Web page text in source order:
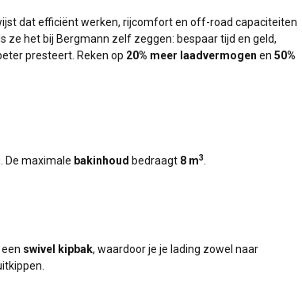
dat efficiënt werken, rijcomfort en off-road capaciteiten
ze het bij Bergmann zelf zeggen: bespaar tijd en geld,
presteert. Reken op 20% meer laadvermogen en 50%
De maximale bakinhoud bedraagt 8 m3
swivel kipbak, waardoor je je lading zowel naar